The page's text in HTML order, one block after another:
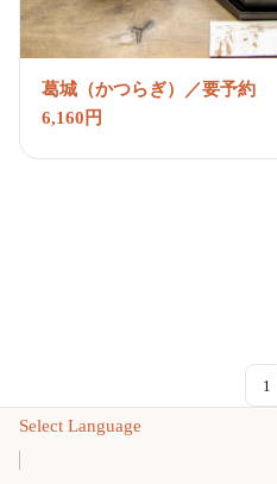
葛城（かつらぎ）／要予約
6,160円
1
Select Language